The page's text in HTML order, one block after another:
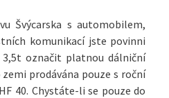
Švýcarska s automobilem,
komunikací jste povinni
označit platnou dálniční
prodávána pouze s roční
40. Chystáte-li se pouze do